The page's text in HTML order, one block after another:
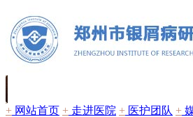
+ 网站首页 + 走进医院 + 医护团队 +